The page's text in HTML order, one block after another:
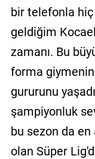
bir telefonla
geldiğim
zamanı. Bu
forma giymenin
gururunu
şampiyonluk
bu sezon da
olan Süper